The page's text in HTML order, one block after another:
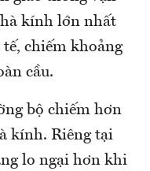
kính lớn nhất
chiếm khoảng
cầu.
bộ chiếm hơn
kính. Riêng tại
lo ngại hơn khi